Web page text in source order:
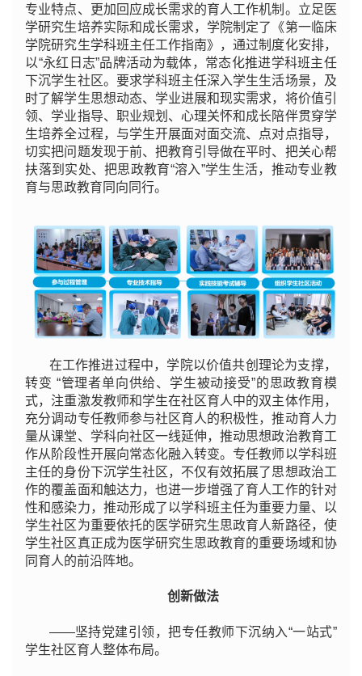
专业特点、更加回应成长需求的育人工作机制。立足医
学研究生培养实际和成长需求，学院制定了《第一临床
学院研究生学科班主任工作指南》，通过制度化安排，
以“永红日志”品牌活动为载体，常态化推进学科班主任
下沉学生社区。要求学科班主任深入学生生活场景，及
时了解学生思想动态、学业进展和现实需求，将价值引
领、学业指导、职业规划、心理关怀和成长陪伴贯穿学
生培养全过程，与学生开展面对面交流、点对点指导，
切实把问题发现于前、把教育引导做在平时、把关心帮
扶落到实处、把思政教育“溶入”学生生活，推动专业教
育与思政教育同向同行。
在工作推进过程中，学院以价值共创理论为支撑，
转变 “管理者单向供给、学生被动接受”的思政教育模
式，注重激发教师和学生在社区育人中的双主体作用，
充分调动专任教师参与社区育人的积极性，推动育人力
量从课堂、学科向社区一线延伸，推动思想政治教育工
作从阶段性开展向常态化融入转变。专任教师以学科班
主任的身份下沉学生社区，不仅有效拓展了思想政治工
作的覆盖面和触达力，也进一步增强了育人工作的针对
性和感染力，推动形成了以学科班主任为重要力量、以
学生社区为重要依托的医学研究生思政育人新路径，使
学生社区真正成为医学研究生思政教育的重要场域和协
同育人的前沿阵地。
创新做法
——坚持党建引领，把专任教师下沉纳入“一站式”
学生社区育人整体布局。